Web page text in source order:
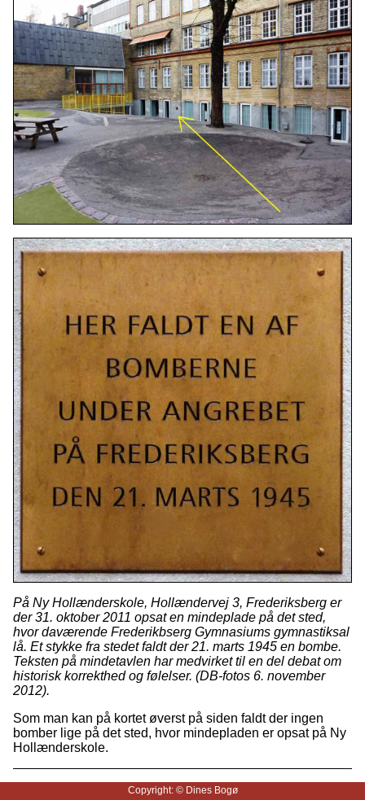
På Ny Hollænderskole, Hollændervej 3, Frederiksberg er
der 31. oktober 2011 opsat en mindeplade på det sted,
hvor daværende Frederikbserg Gymnasiums gymnastiksal
lå. Et stykke fra stedet faldt der 21. marts 1945 en bombe.
Teksten på mindetavlen har medvirket til en del debat om
historisk korrekthed og følelser. (DB-fotos 6. november
2012).
Som man kan på kortet øverst på siden faldt der ingen
bomber lige på det sted, hvor mindepladen er opsat på Ny
Hollænderskole.